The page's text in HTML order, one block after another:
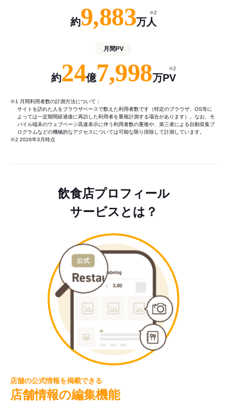
約9,883万人
※2
月間PV
約24億7,998万PV
※2
※1 月間利用者数の計測方法について：
サイトを訪れた人をブラウザベースで数えた利用者数です（特定のブラウザ、OS等に
よっては一定期間経過後に再訪した利用者を重複計測する場合があります）。なお、モ
バイル端末のウェブページ高速表示に伴う利用者数の重複や、第三者による自動収集プ
ログラムなどの機械的なアクセスについては可能な限り排除して計測しています。
※2 2026年3月時点
飲食店プロフィール
サービスとは？
店舗の公式情報を掲載できる
店舗情報の編集機能